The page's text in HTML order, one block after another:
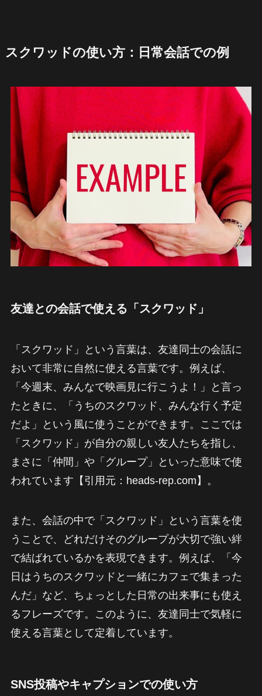
スクワッドの使い方：日常会話での例
友達との会話で使える「スクワッド」
「スクワッド」という言葉は、友達同士の会話に
おいて非常に自然に使える言葉です。例えば、
「今週末、みんなで映画見に行こうよ！」と言っ
たときに、「うちのスクワッド、みんな行く予定
だよ」という風に使うことができます。ここでは
「スクワッド」が自分の親しい友人たちを指し、
まさに「仲間」や「グループ」といった意味で使
われています【引用元：heads-rep.com】。
また、会話の中で「スクワッド」という言葉を使
うことで、どれだけそのグループが大切で強い絆
で結ばれているかを表現できます。例えば、「今
日はうちのスクワッドと一緒にカフェで集まった
んだ」など、ちょっとした日常の出来事にも使え
るフレーズです。このように、友達同士で気軽に
使える言葉として定着しています。
SNS投稿やキャプションでの使い方